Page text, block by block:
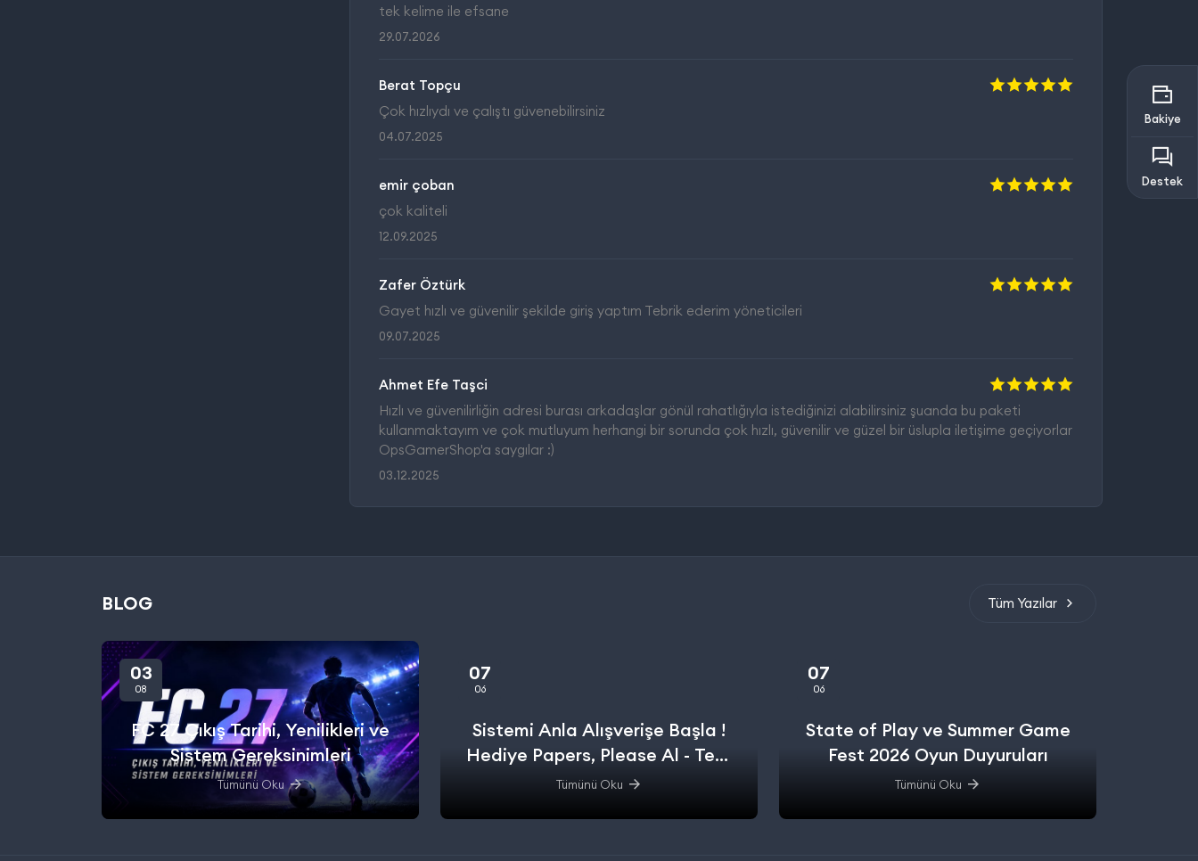
Bakiye
Destek
tek kelime ile efsane
29.07.2026
Berat Topçu
Çok hızlıydı ve çalıştı güvenebilirsiniz
04.07.2025
emir çoban
çok kaliteli
12.09.2025
Zafer Öztürk
Gayet hızlı ve güvenilir şekilde giriş yaptım Tebrik ederim yöneticileri
09.07.2025
Ahmet Efe Taşci
Hızlı ve güvenilirliğin adresi burası arkadaşlar gönül rahatlığıyla istediğinizi alabilirsiniz şuanda bu paketi
kullanmaktayım ve çok mutluyum herhangi bir sorunda çok hızlı, güvenilir ve güzel bir üslupla iletişime geçiyorlar
OpsGamerShop'a saygılar :)
03.12.2025
BLOG Tüm Yazılar
03
08
FC 27 Çıkış Tarihi, Yenilikleri ve
Sistem Gereksinimleri
Tümünü Oku
07
06
Sistemi Anla Alışverişe Başla !
Hediye Papers, Please Al - Test
Et - Alışverişe başla.
Tümünü Oku
07
06
State of Play ve Summer Game
Fest 2026 Oyun Duyuruları
Tümünü Oku